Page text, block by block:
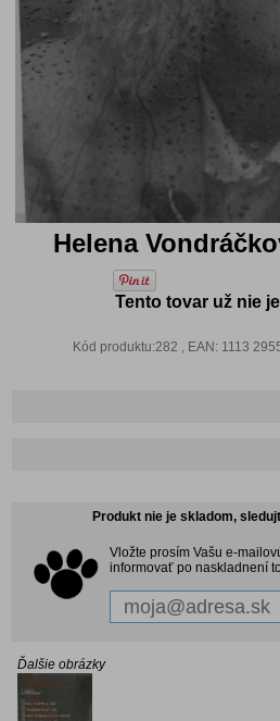
Helena
Tento tovar už nie
Kód produktu:282 , EAN: 1113
Produkt nie je skladom,
Vložte prosím Vašu e-
informovať po naskladnení
Ďalšie obrázky